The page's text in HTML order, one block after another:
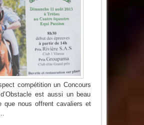
compétition un Concours
est aussi un beau
que nous offrent cavaliers et